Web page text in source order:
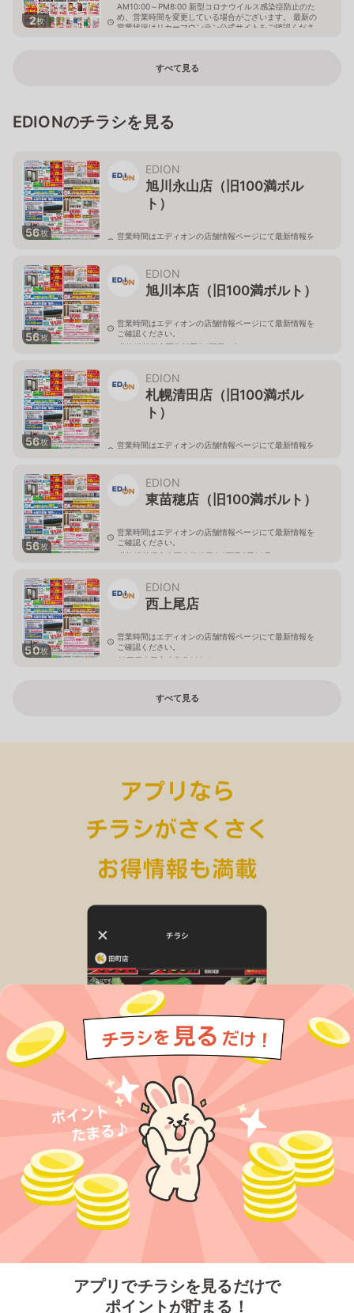
アプリでチラシを見るだけで
ポイントが貯まる！
2枚
AM10:00～PM8:00 新型コロナウイルス感染症防止のた
め、営業時間を変更している場合がございます。 最新の
営業状況はリカーマウンテン公式サイトをご確認くださ
すべて見る
EDIONのチラシを見る
56枚
EDION
旭川永山店（旧100満ボル
ト）
営業時間はエディオンの店舗情報ページにて最新情報を
56枚
EDION
旭川本店（旧100満ボルト）
営業時間はエディオンの店舗情報ページにて最新情報を
ご確認ください。
北海道旭川市西御料五条1丁目1-5
56枚
EDION
札幌清田店（旧100満ボル
ト）
営業時間はエディオンの店舗情報ページにて最新情報を
56枚
EDION
東苗穂店（旧100満ボルト）
営業時間はエディオンの店舗情報ページにて最新情報を
ご確認ください。
北海道札幌市東区東苗穂三条2丁目5番20号
50枚
EDION
西上尾店
営業時間はエディオンの店舗情報ページにて最新情報を
ご確認ください。
埼玉県上尾市小敷谷809-1
すべて見る